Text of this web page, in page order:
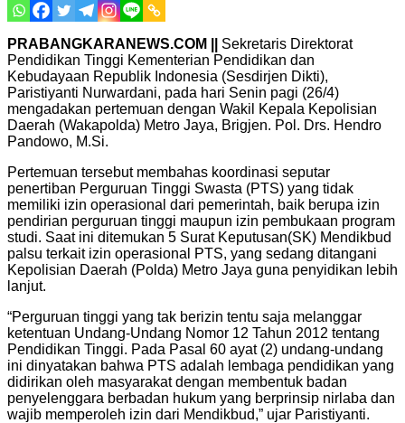
PRABANGKARANEWS.COM ||
Sekretaris Direktorat
Pendidikan Tinggi Kementerian Pendidikan dan
Kebudayaan Republik Indonesia (Sesdirjen Dikti),
Paristiyanti Nurwardani, pada hari Senin pagi (26/4)
mengadakan pertemuan dengan Wakil Kepala Kepolisian
Daerah (Wakapolda) Metro Jaya, Brigjen. Pol. Drs. Hendro
Pandowo, M.Si.
Pertemuan tersebut membahas koordinasi seputar
penertiban Perguruan Tinggi Swasta (PTS) yang tidak
memiliki izin operasional dari pemerintah, baik berupa izin
pendirian perguruan tinggi maupun izin pembukaan program
studi. Saat ini ditemukan 5 Surat Keputusan(SK) Mendikbud
palsu terkait izin operasional PTS, yang sedang ditangani
Kepolisian Daerah (Polda) Metro Jaya guna penyidikan lebih
lanjut.
“Perguruan tinggi yang tak berizin tentu saja melanggar
ketentuan Undang-Undang Nomor 12 Tahun 2012 tentang
Pendidikan Tinggi. Pada Pasal 60 ayat (2) undang-undang
ini dinyatakan bahwa PTS adalah lembaga pendidikan yang
didirikan oleh masyarakat dengan membentuk badan
penyelenggara berbadan hukum yang berprinsip nirlaba dan
wajib memperoleh izin dari Mendikbud,” ujar Paristiyanti.